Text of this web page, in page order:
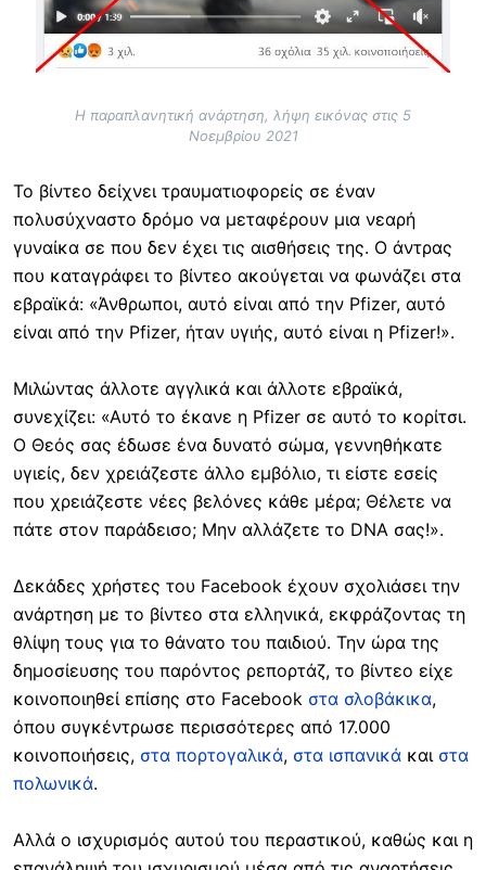
Η παραπλανητική ανάρτηση, λήψη εικόνας στις 5
Νοεμβρίου 2021
Το βίντεο δείχνει τραυματιοφορείς σε έναν
πολυσύχναστο δρόμο να μεταφέρουν μια νεαρή
γυναίκα σε που δεν έχει τις αισθήσεις της. Ο άντρας
που καταγράφει το βίντεο ακούγεται να φωνάζει στα
εβραϊκά: «Άνθρωποι, αυτό είναι από την Pfizer, αυτό
είναι από την Pfizer, ήταν υγιής, αυτό είναι η Pfizer!».
Μιλώντας άλλοτε αγγλικά και άλλοτε εβραϊκά,
συνεχίζει: «Αυτό το έκανε η Pfizer σε αυτό το κορίτσι.
Ο Θεός σας έδωσε ένα δυνατό σώμα, γεννηθήκατε
υγιείς, δεν χρειάζεστε άλλο εμβόλιο, τι είστε εσείς
που χρειάζεστε νέες βελόνες κάθε μέρα; Θέλετε να
πάτε στον παράδεισο; Μην αλλάζετε το DNA σας!».
Δεκάδες χρήστες του Facebook έχουν σχολιάσει την
ανάρτηση με το βίντεο στα ελληνικά, εκφράζοντας τη
θλίψη τους για το θάνατο του παιδιού. Την ώρα της
δημοσίευσης του παρόντος ρεπορτάζ, το βίντεο είχε
κοινοποιηθεί επίσης στο Facebook στα σλοβάκικα,
όπου συγκέντρωσε περισσότερες από 17.000
κοινοποιήσεις, στα πορτογαλικά, στα ισπανικά και στα
πολωνικά.
Αλλά ο ισχυρισμός αυτού του περαστικού, καθώς και η